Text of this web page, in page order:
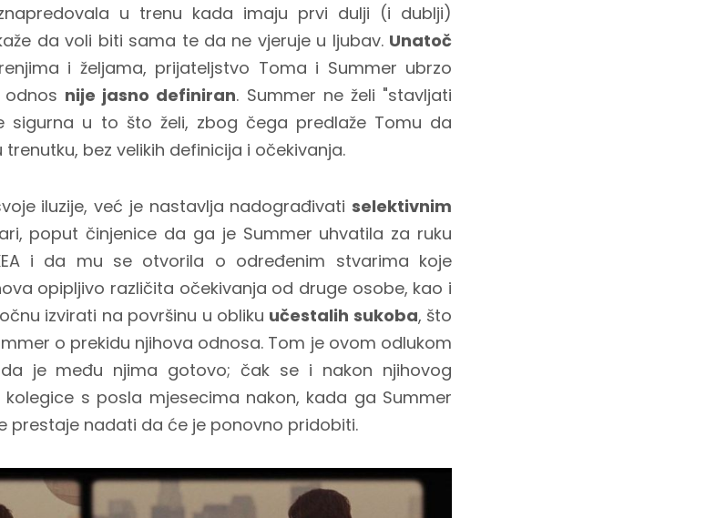
u trenu kada imaju prvi dulji (i dublji)
da voli biti sama te da ne vjeruje u ljubav. Unatoč
i željama, prijateljstvo Toma i Summer ubrzo
nije jasno definiran. Summer ne želi "stavljati
sigurna u to što želi, zbog čega predlaže Tomu da
bez velikih definicija i očekivanja.
iluzije, već je nastavlja nadograđivati selektivnim
poput činjenice da ga je Summer uhvatila za ruku
i da mu se otvorila o određenim stvarima koje
opipljivo različita očekivanja od druge osobe, kao i
izvirati na površinu u obliku učestalih sukoba, što
o prekidu njihova odnosa. Tom je ovom odlukom
je među njima gotovo; čak se i nakon njihovog
s posla mjesecima nakon, kada ga Summer
prestaje nadati da će je ponovno pridobiti.